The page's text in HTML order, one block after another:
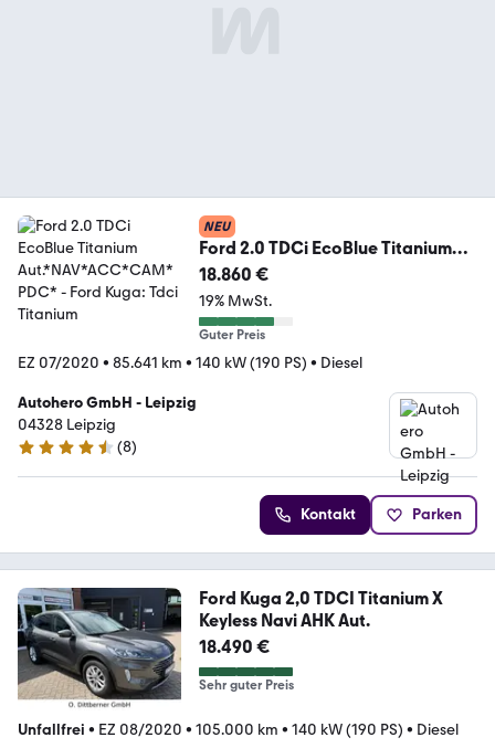
NEU
Ford 2.0 TDCi EcoBlue Titanium
Aut.*NAV*ACC*CAM*PDC*
18.860 €
19% MwSt.
Guter Preis
EZ 07/2020 • 85.641 km • 140 kW (190 PS) • Diesel
Autohero GmbH - Leipzig
04328 Leipzig
4.3 Sterne
(8)
Kontakt Parken
Ford Kuga 2,0 TDCI Titanium X
Keyless Navi AHK Aut.
18.490 €
Sehr guter Preis
Unfallfrei • EZ 08/2020 • 105.000 km • 140 kW (190 PS) • Diesel